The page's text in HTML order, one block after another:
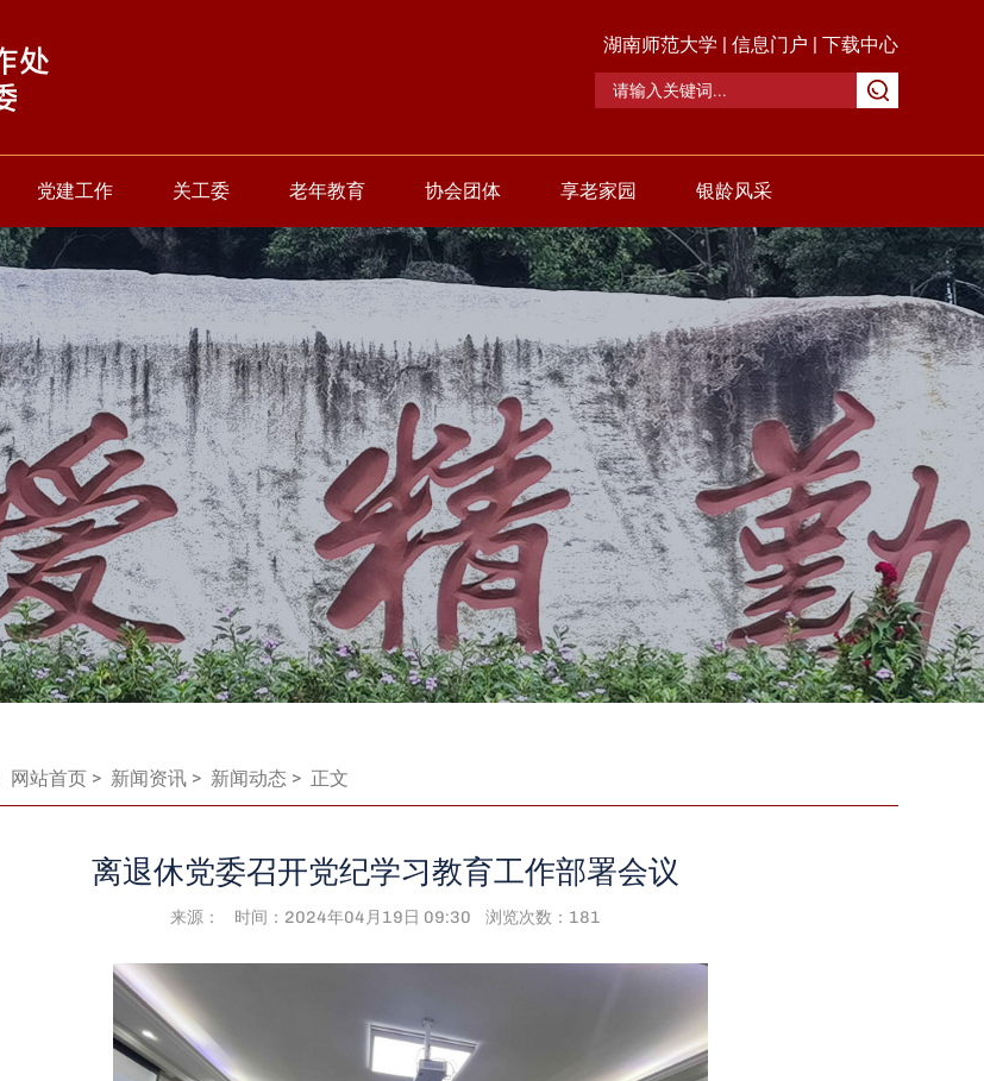
湖南师范大学 | 信息门户 | 下载中心
党建工作 关工委 老年教育 协会团体 享老家园 银龄风采
网站首页> 新闻资讯> 新闻动态 > 正文
离退休党委召开党纪学习教育工作部署会议
来源： 时间：2024年04月19日 09:30 浏览次数： 181